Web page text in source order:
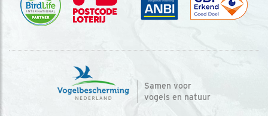
Samen voor
vogels en natuur